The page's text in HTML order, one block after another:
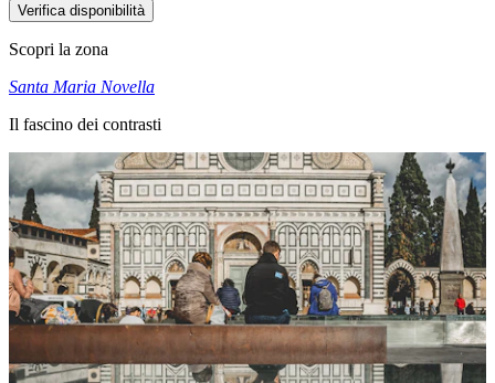
Verifica disponibilità
Scopri la zona
Santa Maria Novella
Il fascino dei contrasti